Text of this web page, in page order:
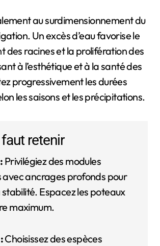
au surdimensionnement du
Un excès d’eau favorise le
des racines et la prolifération des
à l’esthétique et à la santé des
progressivement les durées
les saisons et les précipitations.
faut retenir
Privilégiez des modules
avec ancrages profonds pour
Espacez les poteaux
maximum.
Choisissez des espèces